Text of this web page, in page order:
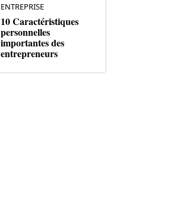
ENTREPRISE
10 Caractéristiques
personnelles
importantes des
entrepreneurs